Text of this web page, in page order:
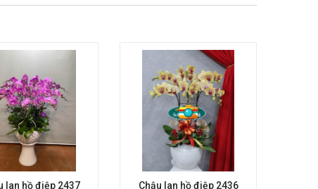
lan hồ điệp 2437 Chậu lan hồ điệp 2436